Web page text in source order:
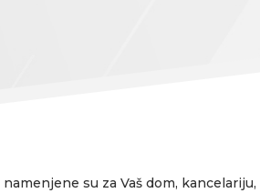
su za Vaš dom,